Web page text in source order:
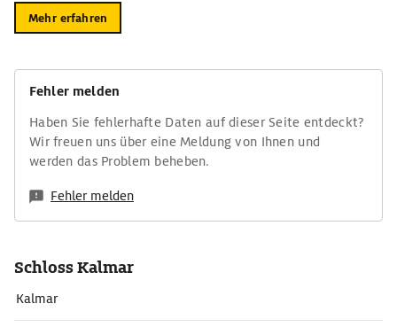
Mehr erfahren
Fehler melden
Haben Sie fehlerhafte Daten auf dieser Seite entdeckt?
Wir freuen uns über eine Meldung von Ihnen und
werden das Problem beheben.
Fehler melden
Schloss Kalmar
Kalmar